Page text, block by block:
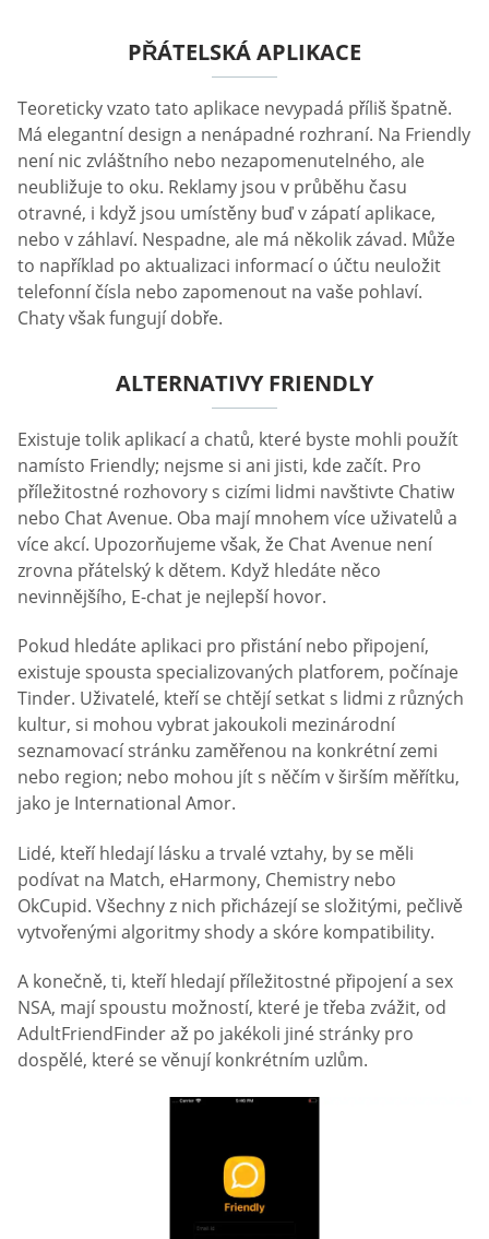
PŘÁTELSKÁ APLIKACE
Teoreticky vzato tato aplikace nevypadá příliš špatně.
Má elegantní design a nenápadné rozhraní. Na Friendly
není nic zvláštního nebo nezapomenutelného, ale
neubližuje to oku. Reklamy jsou v průběhu času
otravné, i když jsou umístěny buď v zápatí aplikace,
nebo v záhlaví. Nespadne, ale má několik závad. Může
to například po aktualizaci informací o účtu neuložit
telefonní čísla nebo zapomenout na vaše pohlaví.
Chaty však fungují dobře.
ALTERNATIVY FRIENDLY
Existuje tolik aplikací a chatů, které byste mohli použít
namísto Friendly; nejsme si ani jisti, kde začít. Pro
příležitostné rozhovory s cizími lidmi navštivte Chatiw
nebo Chat Avenue. Oba mají mnohem více uživatelů a
více akcí. Upozorňujeme však, že Chat Avenue není
zrovna přátelský k dětem. Když hledáte něco
nevinnějšího, E-chat je nejlepší hovor.
Pokud hledáte aplikaci pro přistání nebo připojení,
existuje spousta specializovaných platforem, počínaje
Tinder. Uživatelé, kteří se chtějí setkat s lidmi z různých
kultur, si mohou vybrat jakoukoli mezinárodní
seznamovací stránku zaměřenou na konkrétní zemi
nebo region; nebo mohou jít s něčím v širším měřítku,
jako je International Amor.
Lidé, kteří hledají lásku a trvalé vztahy, by se měli
podívat na Match, eHarmony, Chemistry nebo
OkCupid. Všechny z nich přicházejí se složitými, pečlivě
vytvořenými algoritmy shody a skóre kompatibility.
A konečně, ti, kteří hledají příležitostné připojení a sex
NSA, mají spoustu možností, které je třeba zvážit, od
AdultFriendFinder až po jakékoli jiné stránky pro
dospělé, které se věnují konkrétním uzlům.